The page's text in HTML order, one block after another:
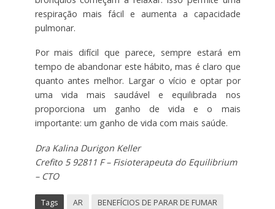
respiração mais fácil e aumenta a capacidade
pulmonar.
Por mais difícil que parece, sempre estará em
tempo de abandonar este hábito, mas é claro que
quanto antes melhor. Largar o vício e optar por
uma vida mais saudável e equilibrada nos
proporciona um ganho de vida e o mais
importante: um ganho de vida com mais saúde.
Dra Kalina Durigon Keller
Crefito 5 92811 F – Fisioterapeuta do Equilibrium
– CTO
Tags AR
BENEFÍCIOS DE PARAR DE FUMAR